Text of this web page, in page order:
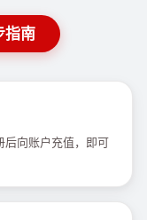
指南
后向账户充值，即可